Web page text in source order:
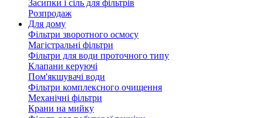
Засипки і сіль для фільтрів
Розпродаж
Для дому
Фільтри зворотного осмосу
Магістральні фільтри
Фільтри для води проточного типу
Клапани керуючі
Пом'якшувачі води
Фільтри комплексного очищення
Механічні фільтри
Крани на мийку